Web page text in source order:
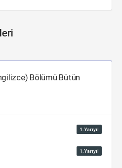
Bölümü Bütün
1.Yarıyıl
1.Yarıyıl